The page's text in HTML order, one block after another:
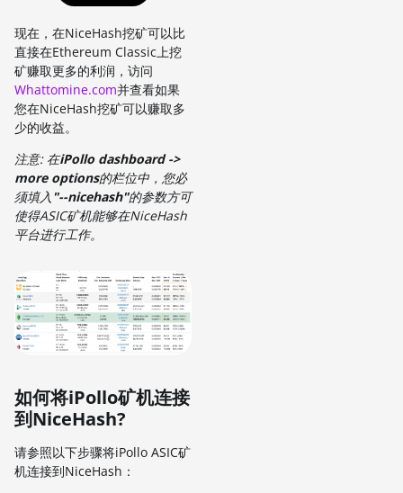
现在，在NiceHash挖矿可以比
直接在Ethereum Classic上挖
矿赚取更多的利润，访问
Whattomine.com并查看如果
您在NiceHash挖矿可以赚取多
少的收益。
注意: 在iPollo dashboard ->
more options的栏位中，您必
须填入 "--nicehash"的参数方可
使得ASIC矿机能够在NiceHash
平台进行工作。
如何将iPollo矿机连接
到NiceHash?
请参照以下步骤将iPollo ASIC矿
机连接到NiceHash：